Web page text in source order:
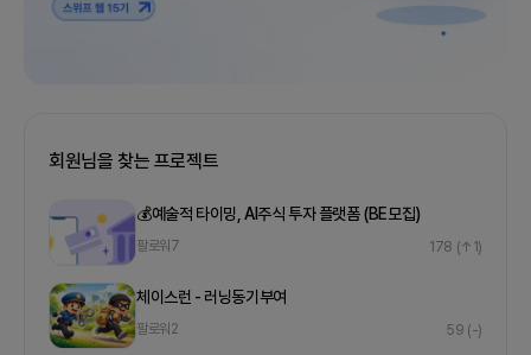
회원님을 찾는 프로젝트
💰예술적 타이밍, AI주식 투자 플랫폼 (BE모집)
팔로워 7 178 (↑1)
체이스런 - 러닝동기부여
팔로워 2 59 (-)